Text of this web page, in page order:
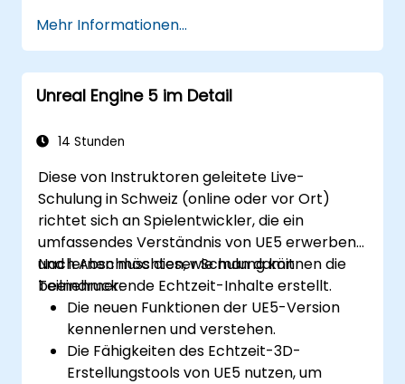
Mehr Informationen...
Unreal Engine 5 im Detail
14 Stunden
Diese von Instruktoren geleitete Live-
Schulung in Schweiz (online oder vor Ort)
richtet sich an Spielentwickler, die ein
umfassendes Verständnis von UE5 erwerben
und lernen möchten, wie man damit
beeindruckende Echtzeit-Inhalte erstellt.
Nach Abschluss dieser Schulung können die
Teilnehmer:
Die neuen Funktionen der UE5-Version
kennenlernen und verstehen.
Die Fähigkeiten des Echtzeit-3D-
Erstellungstools von UE5 nutzen, um